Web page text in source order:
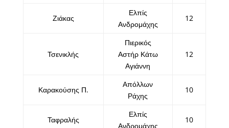
Ζιάκας
Ελπίς
Ανδρομάχης
12
Τσενικλής
Πιερικός
Αστήρ Κάτω
Αγιάννη
12
Καρακούσης Π.
Απόλλων
Ράχης
10
Ταφραλής
Ελπίς
Ανδρομάχης
10